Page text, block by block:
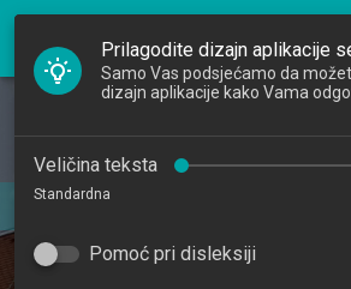
Djelatnici
Katedre
FOI Nastava
Prilagodite dizajn aplikacije
Samo Vas podsjećamo da
dizajn aplikacije kako Vama
Veličina teksta
Standardna
Pomoć pri disleksiji